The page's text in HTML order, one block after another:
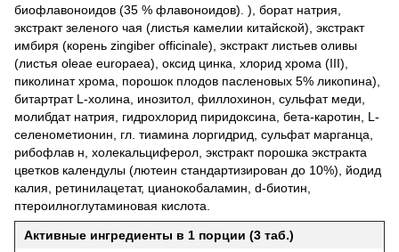
биофлавоноидов (35 % флавоноидов). ), борат натрия,
экстракт зеленого чая (листья камелии китайской), экстракт
имбиря (корень zingiber officinale), экстракт листьев оливы
(листья oleae europaea), оксид цинка, хлорид хрома (III),
пиколинат хрома, порошок плодов пасленовых 5% ликопина),
битартрат L-холина, инозитол, филлохинон, сульфат меди,
молибдат натрия, гидрохлорид пиридоксина, бета-каротин, L-
селенометионин, гл. тиамина лоргидрид, сульфат марганца,
рибофлав н, холекальциферол, экстракт порошка экстракта
цветков календулы (лютеин стандартизирован до 10%), йодид
калия, ретинилацетат, цианокобаламин, d-биотин,
птероилноглутаминовая кислота.
Активные ингредиенты в 1 порции (3 таб.)